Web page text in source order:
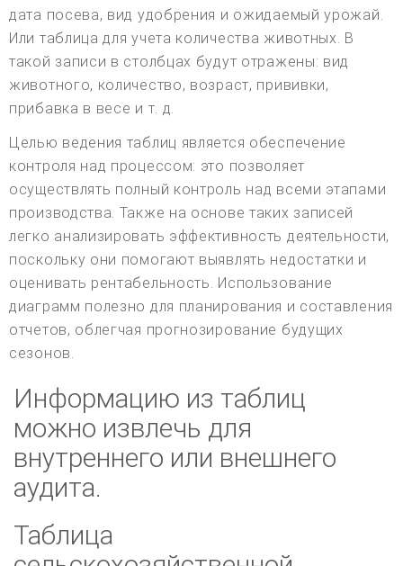
дата посева, вид удобрения и ожидаемый урожай.
Или таблица для учета количества животных. В
такой записи в столбцах будут отражены: вид
животного, количество, возраст, прививки,
прибавка в весе и т. д.
Целью ведения таблиц является обеспечение
контроля над процессом: это позволяет
осуществлять полный контроль над всеми этапами
производства. Также на основе таких записей
легко анализировать эффективность деятельности,
поскольку они помогают выявлять недостатки и
оценивать рентабельность. Использование
диаграмм полезно для планирования и составления
отчетов, облегчая прогнозирование будущих
сезонов.
Информацию из таблиц
можно извлечь для
внутреннего или внешнего
аудита.
Таблица